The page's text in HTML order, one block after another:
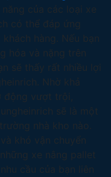
của các loại xe
có thể đáp ứng
hàng. Nếu bạn
hóa và nặng trên
sẽ thấy rất nhiều lợi
Nhờ khả
động vượt trội,
sẽ là một
nhà kho nào.
khó vận chuyển
xe nâng pallet
cầu của bạn liên